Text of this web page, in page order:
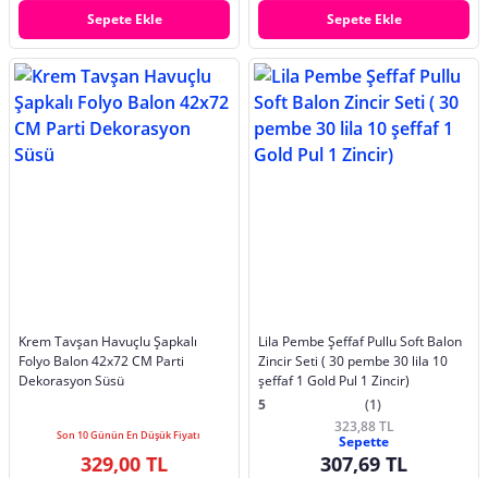
Sepete Ekle Sepete Ekle
Krem Tavşan Havuçlu Şapkalı
Folyo Balon 42x72 CM Parti
Dekorasyon Süsü
Son 10 Günün En Düşük Fiyatı
329,00 TL
Lila Pembe Şeffaf Pullu Soft Balon
Zincir Seti ( 30 pembe 30 lila 10
şeffaf 1 Gold Pul 1 Zincir)
5
(1)
323,88 TL
Sepette
307,69 TL